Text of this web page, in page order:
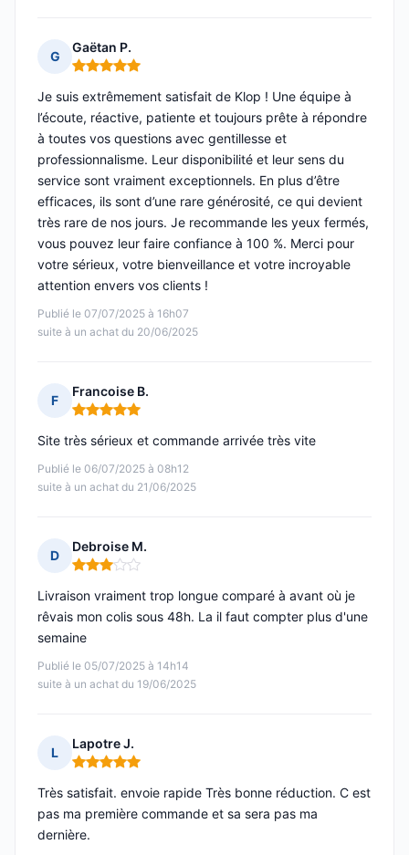
G
Gaëtan P.
Note : 5 sur 5
Publié le 07/07/2025 à 16h07
suite à un achat du 20/06/2025
Je suis extrêmement satisfait de Klop ! Une équipe à
l’écoute, réactive, patiente et toujours prête à répondre
à toutes vos questions avec gentillesse et
professionnalisme. Leur disponibilité et leur sens du
service sont vraiment exceptionnels. En plus d’être
efficaces, ils sont d’une rare générosité, ce qui devient
très rare de nos jours. Je recommande les yeux fermés,
vous pouvez leur faire confiance à 100 %. Merci pour
votre sérieux, votre bienveillance et votre incroyable
attention envers vos clients !
F
Francoise B.
Note : 5 sur 5
Publié le 06/07/2025 à 08h12
suite à un achat du 21/06/2025
Site très sérieux et commande arrivée très vite
D
Debroise M.
Note : 3 sur 5
Publié le 05/07/2025 à 14h14
suite à un achat du 19/06/2025
Livraison vraiment trop longue comparé à avant où je
rêvais mon colis sous 48h. La il faut compter plus d'une
semaine
L
Lapotre J.
Note : 5 sur 5
Très satisfait. envoie rapide Très bonne réduction. C est
pas ma première commande et sa sera pas ma
dernière.